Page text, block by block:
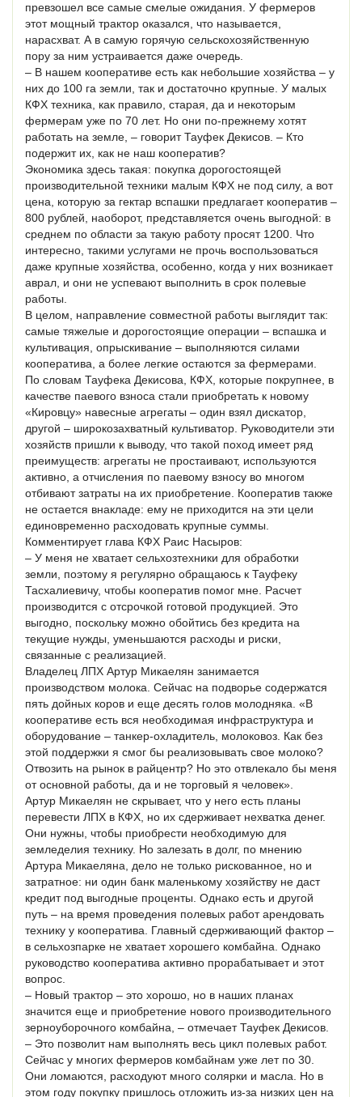
превзошел все самые смелые ожидания. У фермеров
этот мощный трактор оказался, что называется,
нарасхват. А в самую горячую сельскохозяйственную
пору за ним устраивается даже очередь.
– В нашем кооперативе есть как небольшие хозяйства – у
них до 100 га земли, так и достаточно крупные. У малых
КФХ техника, как правило, старая, да и некоторым
фермерам уже по 70 лет. Но они по-прежнему хотят
работать на земле, – говорит Тауфек Декисов. – Кто
подержит их, как не наш кооператив?
Экономика здесь такая: покупка дорогостоящей
производительной техники малым КФХ не под силу, а вот
цена, которую за гектар вспашки предлагает кооператив –
800 рублей, наоборот, представляется очень выгодной: в
среднем по области за такую работу просят 1200. Что
интересно, такими услугами не прочь воспользоваться
даже крупные хозяйства, особенно, когда у них возникает
аврал, и они не успевают выполнить в срок полевые
работы.
В целом, направление совместной работы выглядит так:
самые тяжелые и дорогостоящие операции – вспашка и
культивация, опрыскивание – выполняются силами
кооператива, а более легкие остаются за фермерами.
По словам Тауфека Декисова, КФХ, которые покрупнее, в
качестве паевого взноса стали приобретать к новому
«Кировцу» навесные агрегаты – один взял дискатор,
другой – широкозахватный культиватор. Руководители эти
хозяйств пришли к выводу, что такой поход имеет ряд
преимуществ: агрегаты не простаивают, используются
активно, а отчисления по паевому взносу во многом
отбивают затраты на их приобретение. Кооператив также
не остается внакладе: ему не приходится на эти цели
единовременно расходовать крупные суммы.
Комментирует глава КФХ Раис Насыров:
– У меня не хватает сельхозтехники для обработки
земли, поэтому я регулярно обращаюсь к Тауфеку
Тасхалиевичу, чтобы кооператив помог мне. Расчет
производится с отсрочкой готовой продукцией. Это
выгодно, поскольку можно обойтись без кредита на
текущие нужды, уменьшаются расходы и риски,
связанные с реализацией.
Владелец ЛПХ Артур Микаелян занимается
производством молока. Сейчас на подворье содержатся
пять дойных коров и еще десять голов молодняка. «В
кооперативе есть вся необходимая инфраструктура и
оборудование – танкер-охладитель, молоковоз. Как без
этой поддержки я смог бы реализовывать свое молоко?
Отвозить на рынок в райцентр? Но это отвлекало бы меня
от основной работы, да и не торговый я человек».
Артур Микаелян не скрывает, что у него есть планы
перевести ЛПХ в КФХ, но их сдерживает нехватка денег.
Они нужны, чтобы приобрести необходимую для
земледелия технику. Но залезать в долг, по мнению
Артура Микаеляна, дело не только рискованное, но и
затратное: ни один банк маленькому хозяйству не даст
кредит под выгодные проценты. Однако есть и другой
путь – на время проведения полевых работ арендовать
технику у кооператива. Главный сдерживающий фактор –
в сельхозпарке не хватает хорошего комбайна. Однако
руководство кооператива активно прорабатывает и этот
вопрос.
– Новый трактор – это хорошо, но в наших планах
значится еще и приобретение нового производительного
зерноуборочного комбайна, – отмечает Тауфек Декисов.
– Это позволит нам выполнять весь цикл полевых работ.
Сейчас у многих фермеров комбайнам уже лет по 30.
Они ломаются, расходуют много солярки и масла. Но в
этом году покупку пришлось отложить из-за низких цен на